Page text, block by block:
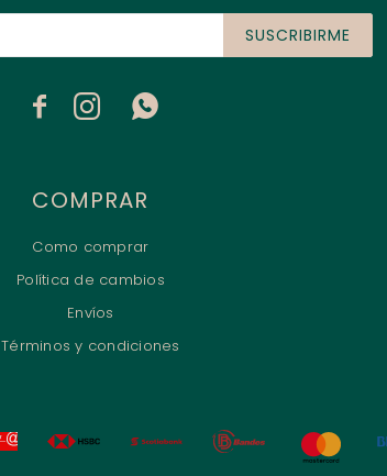
COMPRAR
Como comprar
Política de cambios
Envíos
Términos y condiciones
SUSCRIBIRME
  